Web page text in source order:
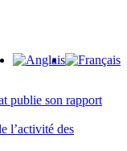
publie son rapport
l’activité des